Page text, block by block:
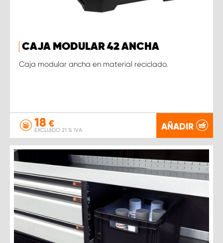
CAJA MODULAR 42 ANCHA
Caja modular ancha en material reciclado.
18 €
EXCLUIDO 21 % IVA AÑADIR